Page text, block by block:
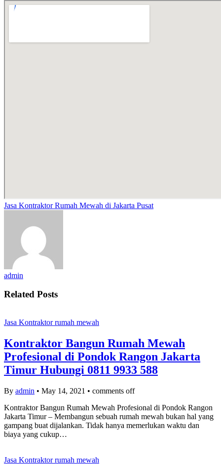
Jasa Kontraktor Rumah Mewah di Jakarta Pusat
admin
Related Posts
Jasa Kontraktor rumah mewah
Kontraktor Bangun Rumah Mewah
Profesional di Pondok Rangon Jakarta
Timur Hubungi 0811 9933 588
By admin • May 14, 2021 • comments off
Kontraktor Bangun Rumah Mewah Profesional di Pondok Rangon
Jakarta Timur – Membangun sebuah rumah mewah bukan hal yang
gampang buat dijalankan. Tidak hanya memerlukan waktu dan
biaya yang cukup…
Jasa Kontraktor rumah mewah